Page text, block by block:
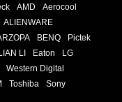
AMD
Aerocool
ALIENWARE
BENQ
Pictek
LIAN LI Eaton
LG
Western Digital
Toshiba Sony